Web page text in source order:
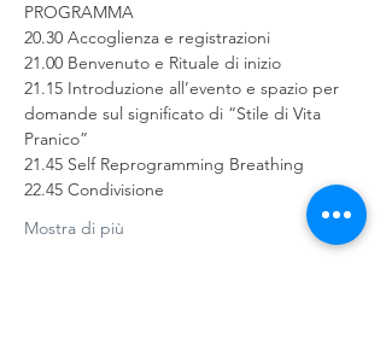
PROGRAMMA
20.30 Accoglienza e registrazioni
21.00 Benvenuto e Rituale di inizio
21.15 Introduzione all’evento e spazio per
domande sul significato di “Stile di Vita
Pranico”
21.45 Self Reprogramming Breathing
22.45 Condivisione
Mostra di più